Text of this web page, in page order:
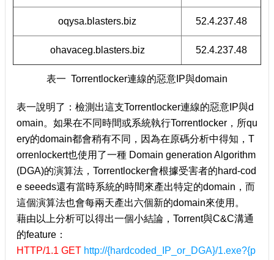
oqysa.blasters.biz 52.4.237.48
ohavaceg.blasters.biz 52.4.237.48
表一 Torrentlocker連線的惡意IP與domain
表一說明了：檢測出這支Torrentlocker連線的惡意IP與d
omain。如果在不同時間或系統執行Torrentlocker，所qu
ery的domain都會稍有不同，因為在原碼分析中得知，T
orrenlockert也使用了一種 Domain generation Algorithm
(DGA)的演算法，Torrentlocker會根據受害者的hard-cod
e seeeds還有當時系統的時間來產出特定的domain，而
這個演算法也會每兩天產出六個新的domain來使用。
藉由以上分析可以得出一個小結論，Torrent與C&C溝通
的feature：
HTTP/1.1 GET http://{hardcoded_IP_or_DGA}/1.exe?{p